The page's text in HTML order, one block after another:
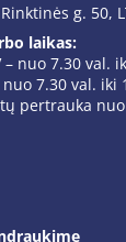
Rinktinės g. 50,
laikas:
– nuo 7.30 val.
nuo 7.30 val. iki
pertrauka